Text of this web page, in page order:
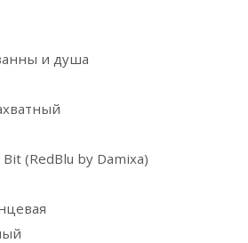
и душа
(RedBlu by Damixa)